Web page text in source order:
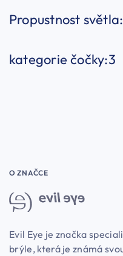
Propustnost světla:
kategorie čočky:3
O ZNAČCE
Evil Eye je značka
brýle, která je známá